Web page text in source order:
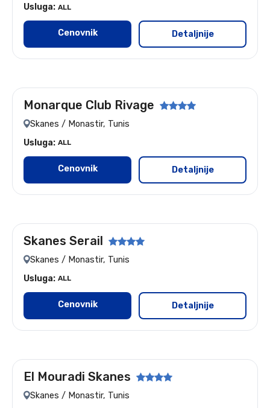
Usluga: ALL
Cenovnik Detaljnije
Let:Beograd
Monarque Club Rivage
Skanes / Monastir, Tunis
Usluga: ALL
Cenovnik Detaljnije
Skanes Serail
Skanes / Monastir, Tunis
Usluga: ALL
Cenovnik Detaljnije
El Mouradi Skanes
Skanes / Monastir, Tunis